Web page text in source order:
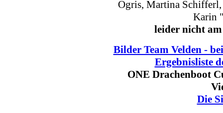
Ogris, Martina
Karin
leider nicht
Bilder Team Velden -
Ergebnisliste
ONE Drachenboot
Die